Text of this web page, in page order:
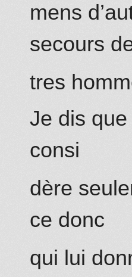
mens
secours
tres
Je dis
consi
dère
ce donc
qui lui